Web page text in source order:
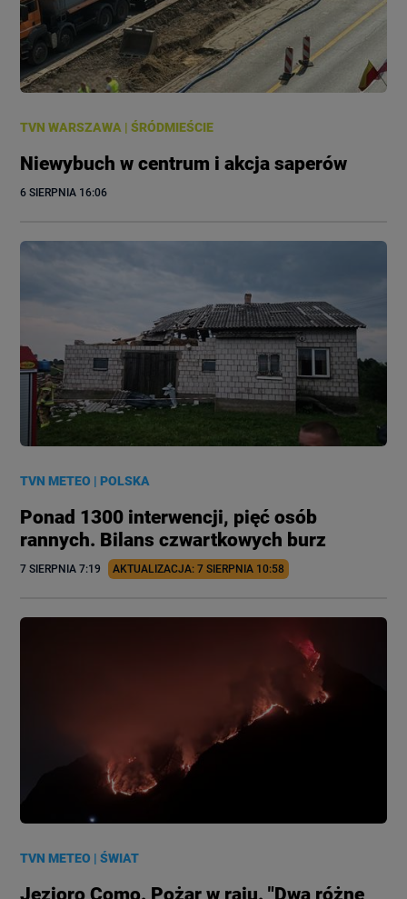
TVN WARSZAWA |ŚRÓDMIEŚCIE
Niewybuch w centrum i akcja saperów
6 SIERPNIA 16:06
TVN METEO |POLSKA
Ponad 1300 interwencji, pięć osób
rannych. Bilans czwartkowych burz
7 SIERPNIA 7:19 AKTUALIZACJA: 7 SIERPNIA 10:58
TVN METEO |ŚWIAT